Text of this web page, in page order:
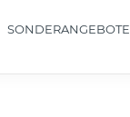
SONDERANGEBOTE